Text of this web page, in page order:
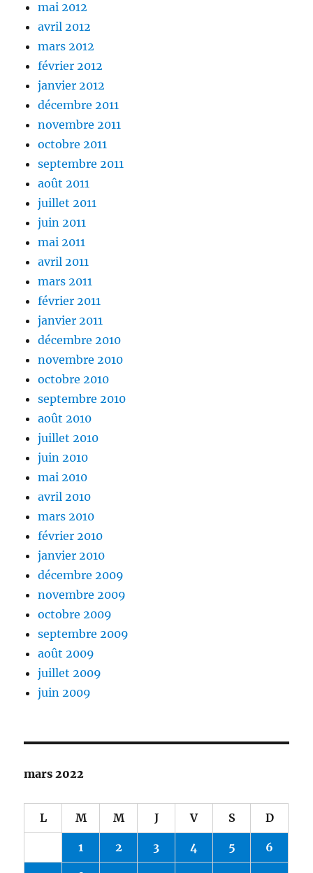
mai 2012
avril 2012
mars 2012
février 2012
janvier 2012
décembre 2011
novembre 2011
octobre 2011
septembre 2011
août 2011
juillet 2011
juin 2011
mai 2011
avril 2011
mars 2011
février 2011
janvier 2011
décembre 2010
novembre 2010
octobre 2010
septembre 2010
août 2010
juillet 2010
juin 2010
mai 2010
avril 2010
mars 2010
février 2010
janvier 2010
décembre 2009
novembre 2009
octobre 2009
septembre 2009
août 2009
juillet 2009
juin 2009
mars 2022
L M M J V S D
1 2 3 4 5 6